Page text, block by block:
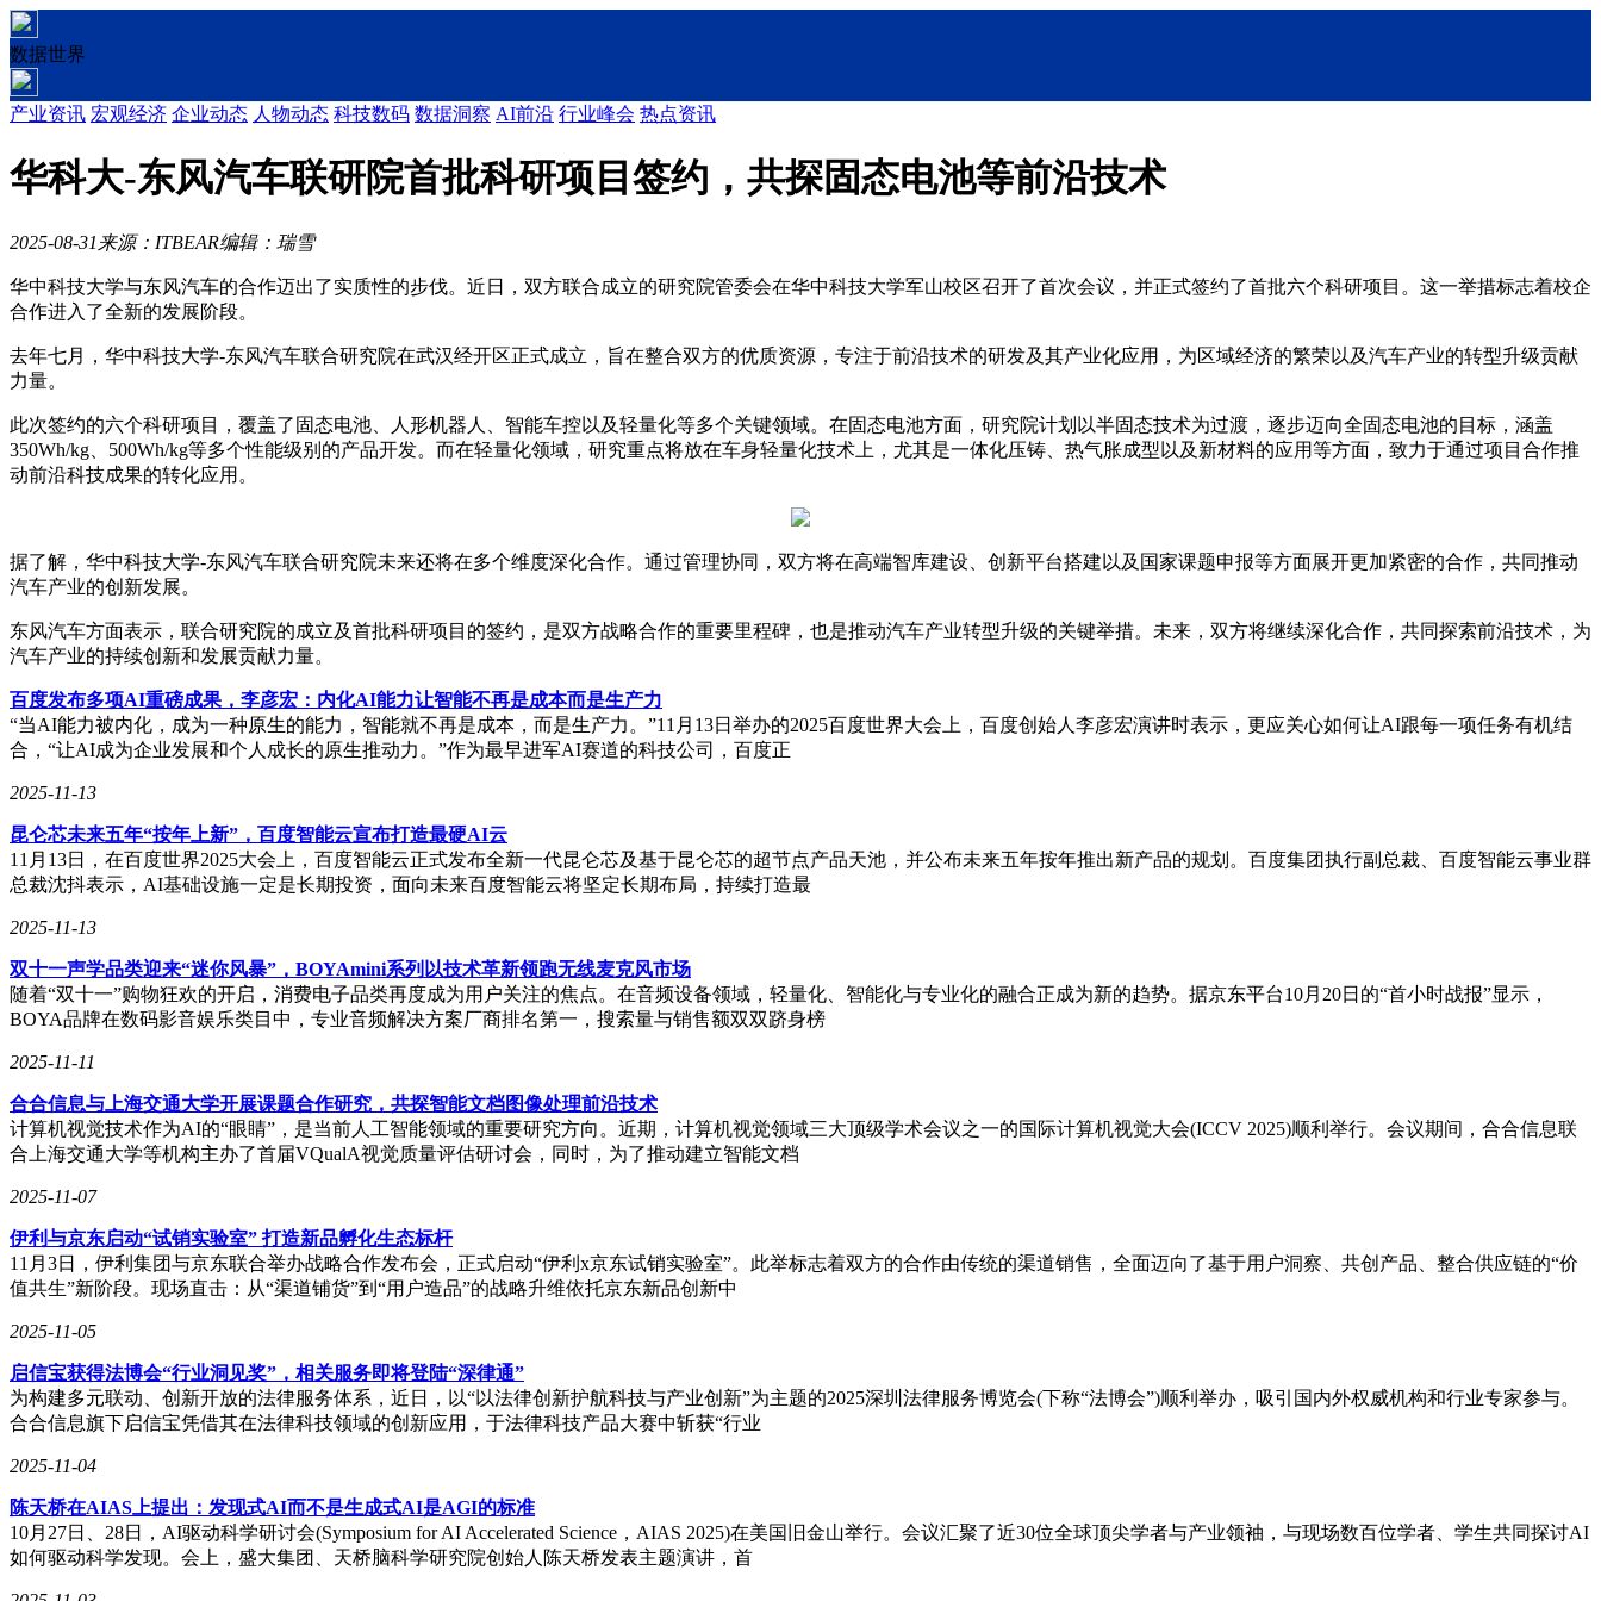
数据世界
产业资讯 宏观经济 企业动态 人物动态 科技数码 数据洞察 AI前沿 行业峰会 热点资讯
华科大-东风汽车联研院首批科研项目签约，共探固态电池等前沿技术
2025-08-31 来源：ITBEAR编辑：瑞雪
华中科技大学与东风汽车的合作迈出了实质性的步伐。近日，双方联合成立的研究院管委会在华中科技大学军山校区召开了首次会议，并正式签约了首批六个科研项目。这一举措标志着校企
合作进入了全新的发展阶段。
去年七月，华中科技大学-东风汽车联合研究院在武汉经开区正式成立，旨在整合双方的优质资源，专注于前沿技术的研发及其产业化应用，为区域经济的繁荣以及汽车产业的转型升级贡献
力量。
此次签约的六个科研项目，覆盖了固态电池、人形机器人、智能车控以及轻量化等多个关键领域。在固态电池方面，研究院计划以半固态技术为过渡，逐步迈向全固态电池的目标，涵盖
350Wh/kg、500Wh/kg等多个性能级别的产品开发。而在轻量化领域，研究重点将放在车身轻量化技术上，尤其是一体化压铸、热气胀成型以及新材料的应用等方面，致力于通过项目合作推
动前沿科技成果的转化应用。
据了解，华中科技大学-东风汽车联合研究院未来还将在多个维度深化合作。通过管理协同，双方将在高端智库建设、创新平台搭建以及国家课题申报等方面展开更加紧密的合作，共同推动
汽车产业的创新发展。
东风汽车方面表示，联合研究院的成立及首批科研项目的签约，是双方战略合作的重要里程碑，也是推动汽车产业转型升级的关键举措。未来，双方将继续深化合作，共同探索前沿技术，为
汽车产业的持续创新和发展贡献力量。
百度发布多项AI重磅成果，李彦宏：内化AI能力让智能不再是成本而是生产力
“当AI能力被内化，成为一种原生的能力，智能就不再是成本，而是生产力。”11月13日举办的2025百度世界大会上，百度创始人李彦宏演讲时表示，更应关心如何让AI跟每一项任务有机结
合，“让AI成为企业发展和个人成长的原生推动力。”作为最早进军AI赛道的科技公司，百度正
2025-11-13
昆仑芯未来五年“按年上新”，百度智能云宣布打造最硬AI云
11月13日，在百度世界2025大会上，百度智能云正式发布全新一代昆仑芯及基于昆仑芯的超节点产品天池，并公布未来五年按年推出新产品的规划。百度集团执行副总裁、百度智能云事业群
总裁沈抖表示，AI基础设施一定是长期投资，面向未来百度智能云将坚定长期布局，持续打造最
2025-11-13
双十一声学品类迎来“迷你风暴”，BOYAmini系列以技术革新领跑无线麦克风市场
随着“双十一”购物狂欢的开启，消费电子品类再度成为用户关注的焦点。在音频设备领域，轻量化、智能化与专业化的融合正成为新的趋势。据京东平台10月20日的“首小时战报”显示，
BOYA品牌在数码影音娱乐类目中，专业音频解决方案厂商排名第一，搜索量与销售额双双跻身榜
2025-11-11
合合信息与上海交通大学开展课题合作研究，共探智能文档图像处理前沿技术
计算机视觉技术作为AI的“眼睛”，是当前人工智能领域的重要研究方向。近期，计算机视觉领域三大顶级学术会议之一的国际计算机视觉大会(ICCV 2025)顺利举行。会议期间，合合信息联
合上海交通大学等机构主办了首届VQualA视觉质量评估研讨会，同时，为了推动建立智能文档
2025-11-07
伊利与京东启动“试销实验室” 打造新品孵化生态标杆
11月3日，伊利集团与京东联合举办战略合作发布会，正式启动“伊利x京东试销实验室”。此举标志着双方的合作由传统的渠道销售，全面迈向了基于用户洞察、共创产品、整合供应链的“价
值共生”新阶段。现场直击：从“渠道铺货”到“用户造品”的战略升维依托京东新品创新中
2025-11-05
启信宝获得法博会“行业洞见奖”，相关服务即将登陆“深律通”
为构建多元联动、创新开放的法律服务体系，近日，以“以法律创新护航科技与产业创新”为主题的2025深圳法律服务博览会(下称“法博会”)顺利举办，吸引国内外权威机构和行业专家参与。
合合信息旗下启信宝凭借其在法律科技领域的创新应用，于法律科技产品大赛中斩获“行业
2025-11-04
陈天桥在AIAS上提出：发现式AI而不是生成式AI是AGI的标准
10月27日、28日，AI驱动科学研讨会(Symposium for AI Accelerated Science，AIAS 2025)在美国旧金山举行。会议汇聚了近30位全球顶尖学者与产业领袖，与现场数百位学者、学生共同探讨AI
如何驱动科学发现。会上，盛大集团、天桥脑科学研究院创始人陈天桥发表主题演讲，首